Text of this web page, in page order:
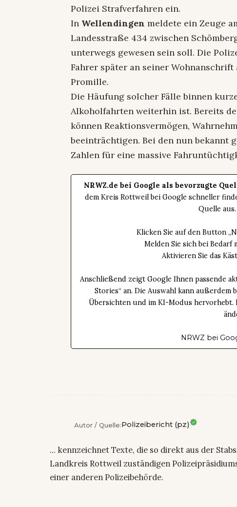
Polizei Strafverfahren ein.
In Wellendingen meldete ein Zeuge
Landesstraße 434 zwischen
unterwegs gewesen sein soll. Die
Fahrer später an seiner
Promille.
Die Häufung solcher Fälle binnen
Alkoholfahrten weiterhin ist. Bereits
können Reaktionsvermögen,
beeinträchtigen. Bei den nun bekannt
Zahlen für eine massive
NRWZ.de bei Google als bevorzugte
dem Kreis Rottweil bei Google schneller
Quelle
Klicken Sie auf den Button
Melden Sie sich bei
Aktivieren Sie das
Anschließend zeigt Google Ihnen passende
Stories“ an. Die Auswahl kann
Übersichten und im KI-Modus
NRWZ bei
Autor / Quelle:Polizeibericht (pz)
... kennzeichnet Texte, die so direkt aus der
Landkreis Rottweil zuständigen
einer anderen Polizeibehörde.